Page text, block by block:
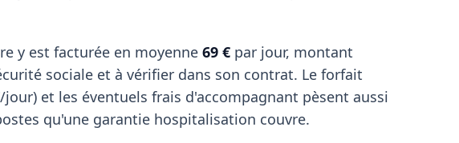
y est facturée en moyenne 69 € par jour, montant
sociale et à vérifier dans son contrat. Le forfait
/jour) et les éventuels frais d'accompagnant pèsent aussi
qu'une garantie hospitalisation couvre.